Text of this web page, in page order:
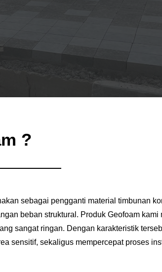
?
sebagai pengganti material timbunan
beban struktural. Produk Geofoam kami
sangat ringan. Dengan karakteristik
sensitif, sekaligus mempercepat proses